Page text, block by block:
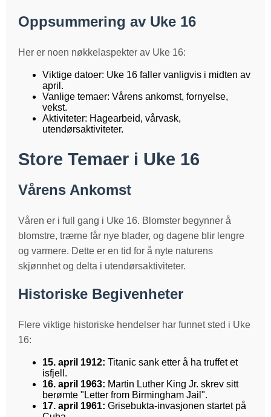
Oppsummering av Uke 16
Her er noen nøkkelaspekter av Uke 16:
Viktige datoer: Uke 16 faller vanligvis i midten av
april.
Vanlige temaer: Vårens ankomst, fornyelse,
vekst.
Aktiviteter: Hagearbeid, vårvask,
utendørsaktiviteter.
Store Temaer i Uke 16
Vårens Ankomst
Våren er i full gang i Uke 16. Blomster begynner å
blomstre, trærne får nye blader, og dagene blir lengre
og varmere. Dette er en tid for å nyte naturens
skjønnhet og delta i utendørsaktiviteter.
Historiske Begivenheter
Flere viktige historiske hendelser har funnet sted i Uke
16:
15. april 1912: Titanic sank etter å ha truffet et
isfjell.
16. april 1963: Martin Luther King Jr. skrev sitt
berømte "Letter from Birmingham Jail".
17. april 1961: Grisebukta-invasjonen startet på